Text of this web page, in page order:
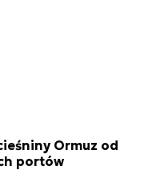
Ormuz od
portów